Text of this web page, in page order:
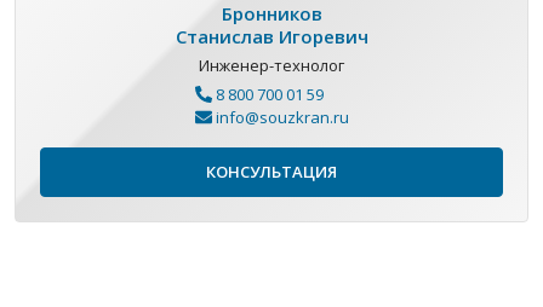
Бронников
Станислав Игоревич
Инженер-технолог
8 800 700 01 59
info@souzkran.ru
КОНСУЛЬТАЦИЯ